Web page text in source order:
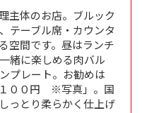
主体のお店。ブルック
テーブル席・カウンタ
空間です。昼はランチ
緒に楽しめる肉バル
プレート。お勧めは
００円 ※写真」。国
っとり柔らかく仕上げ